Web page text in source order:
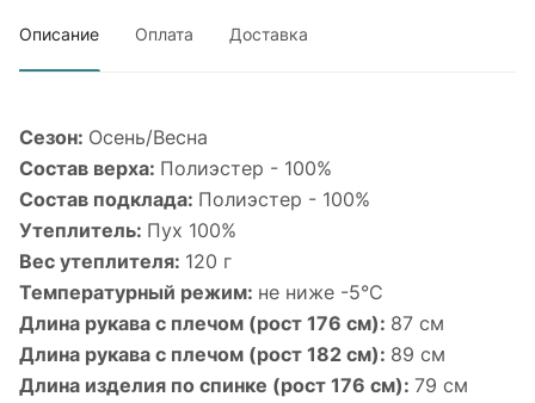
Описание Оплата Доставка
Сезон: Осень/Весна
Состав верха: Полиэстер - 100%
Состав подклада: Полиэстер - 100%
Утеплитель: Пух 100%
Вес утеплителя: 120 г
Температурный режим: не ниже -5°С
Длина рукава с плечом (рост 176 см): 87 см
Длина рукава с плечом (рост 182 см): 89 см
Длина изделия по спинке (рост 176 см): 79 см